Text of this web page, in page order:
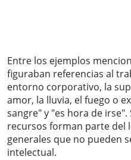
Entre los ejemplos
figuraban referencias al
entorno corporativo, la
amor, la lluvia, el fuego o
sangre" y "es hora de irse".
recursos forman parte del
generales que no pueden
intelectual.